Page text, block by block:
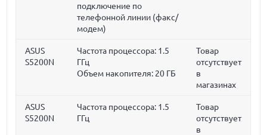
подключение по
телефонной линии (факс/
модем)
ASUS
S5200N
Частота процессора: 1.5
ГГц
Объем накопителя: 20 ГБ
Товар
отсутствует
в
магазинах
ASUS
S5200N
Частота процессора: 1.5
ГГц
Товар
отсутствует
в